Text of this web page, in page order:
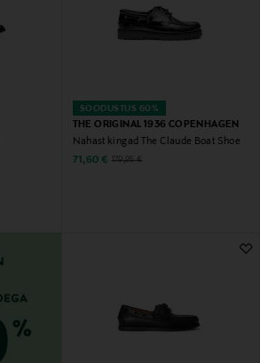
SOODUSTUS 60%
THE ORIGINAL 1936 COPENHAGEN
Nahast kingad The Claude Boat Shoe
Discounted Price
71,60 € Original Price
179,95 €